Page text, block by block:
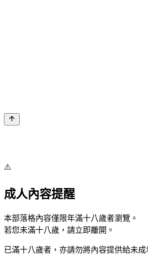
⚠️
成人內容提醒
本部落格內容僅限年滿十八歲者瀏覽。
若您未滿十八歲，請立即離開。
已滿十八歲者，亦請勿將內容提供給未成